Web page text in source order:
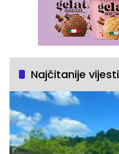
Najčitanije vijesti